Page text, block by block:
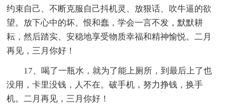
约束自己、不断克服自己抖机灵、放狠话、吹牛逼的欲
望。放下心中的坏、恨和蠢，学会一言不发，默默耕
耘，然后踏实、安稳地享受物质幸福和精神愉悦。二月
再见，三月你好！
17、喝了一瓶水，就为了能上厕所，到最后上了也
没用，卡里没钱，人不在。破手机，努力挣钱，换手
机。二月再见，三月你好！